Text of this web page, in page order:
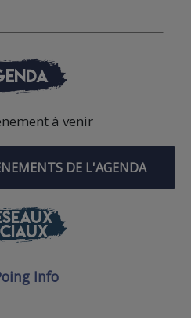
à venir
DE L'AGENDA
Info